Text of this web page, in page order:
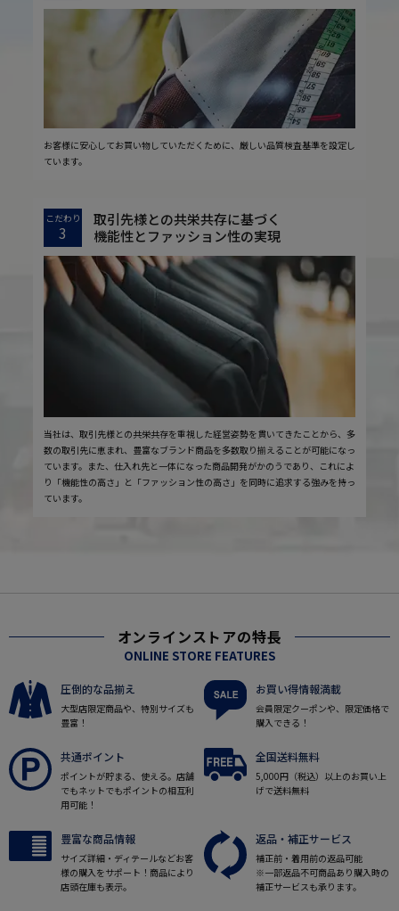
お客様に安心してお買い物していただくために、厳しい品質検査基準を設定し
ています。
こだわり
3
取引先様との共栄共存に基づく
機能性とファッション性の実現
当社は、取引先様との共栄共存を重視した経営姿勢を貫いてきたことから、多
数の取引先に恵まれ、豊富なブランド商品を多数取り揃えることが可能になっ
ています。また、仕入れ先と一体になった商品開発がかのうであり、これによ
り「機能性の高さ」と「ファッション性の高さ」を同時に追求する強みを持っ
ています。
オンラインストアの特長
ONLINE STORE FEATURES
圧倒的な品揃え
大型店限定商品や、特別サイズも
豊富！
お買い得情報満載
会員限定クーポンや、限定価格で
購入できる！
共通ポイント
ポイントが貯まる、使える。店舗
でもネットでもポイントの相互利
用可能！
全国送料無料
5,000円（税込）以上のお買い上
げで送料無料
豊富な商品情報
サイズ詳細・ディテールなどお客
様の購入をサポート！商品により
店頭在庫も表示。
返品・補正サービス
補正前・着用前の返品可能
※一部返品不可商品あり購入時の
補正サービスも承ります。